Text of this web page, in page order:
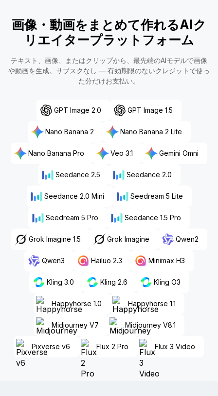
画像・動画をまとめて作れるAIク
リエイタープラットフォーム
テキスト、画像、またはクリップから、最先端のAIモデルで画像
や動画を生成。サブスクなし — 有効期限のないクレジットで使っ
た分だけお支払い。
GPT Image 2.0 GPT Image 1.5
Nano Banana 2 Nano Banana 2 Lite
Nano Banana Pro Veo 3.1 Gemini Omni
Seedance 2.5 Seedance 2.0
Seedance 2.0 Mini Seedream 5 Lite
Seedream 5 Pro Seedance 1.5 Pro
Grok Imagine 1.5 Grok Imagine Qwen2
Qwen3 Hailuo 2.3 Minimax H3
Kling 3.0 Kling 2.6 Kling O3
Happyhorse 1.0 Happyhorse 1.1
Midjourney V7 Midjourney V8.1
Pixverse v6 Flux 2 Pro Flux 3 Video